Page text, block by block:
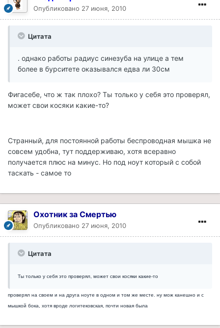
Опубликовано 27 июня, 2010
Цитата
. однако работы радиус синезуба на улице а тем
более в бурситете оказывался едва ли 30см
Фигасебе, что ж так плохо? Ты только у себя это проверял,
может свои косяки какие-то?
Странный, для постоянной работы беспроводная мышка не
совсем удобна, тут поддерживаю, хотя всеравно
получается плюс на минус. Но под ноут который с собой
таскать - самое то
Охотник за Смертью
Опубликовано 27 июня, 2010
Цитата
Ты только у себя это проверял, может свои косяки какие-то
проверял на своем и на друга ноуте в одном и том же месте. ну мож канешно и с
мышкой бока, хотя вроде логитековская, почти новая была